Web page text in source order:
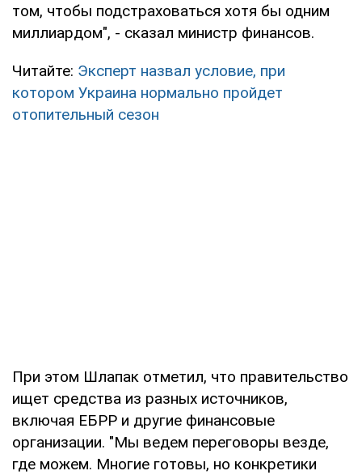
том, чтобы подстраховаться хотя бы одним
миллиардом", - сказал министр финансов.
Читайте: Эксперт назвал условие, при
котором Украина нормально пройдет
отопительный сезон
При этом Шлапак отметил, что правительство
ищет средства из разных источников,
включая ЕБРР и другие финансовые
организации. "Мы ведем переговоры везде,
где можем. Многие готовы, но конкретики